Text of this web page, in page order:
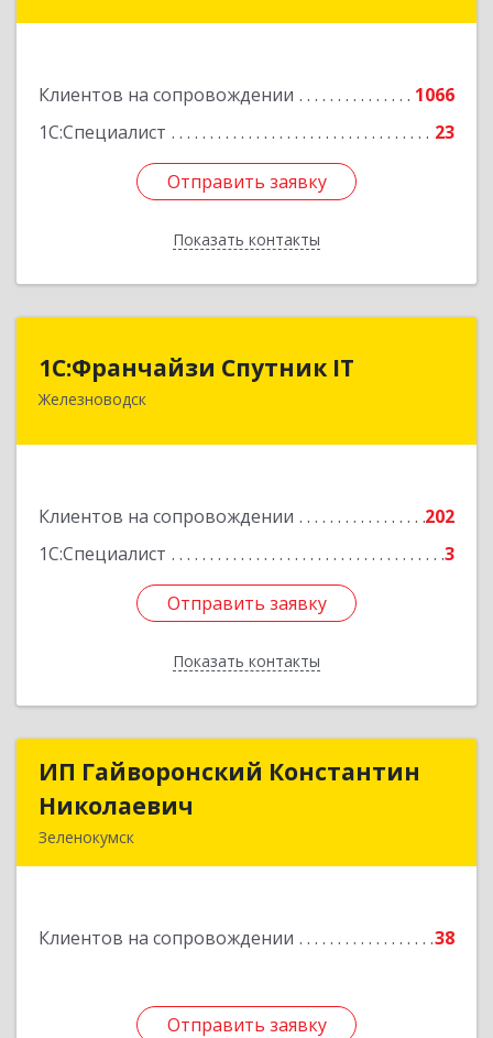
Клиентов на сопровождении
1066
1С:Специалист
23
Отправить заявку
Показать контакты
Отправить заявку
Назад
1С:Франчайзи Спутник IT
Железноводск
Клиентов на сопровождении
202
1С:Специалист
3
Отправить заявку
Показать контакты
1С:Франчайзи Спутник IT
357430, Ставропольский край, город-курорт
Подробнее
Отправить заявку
Назад
ИП Гайворонский Константин
Николаевич
Зеленокумск
Клиентов на сопровождении 38
Отправить заявку
ИП Гайворонский Константин
Подробнее
Отправить заявку